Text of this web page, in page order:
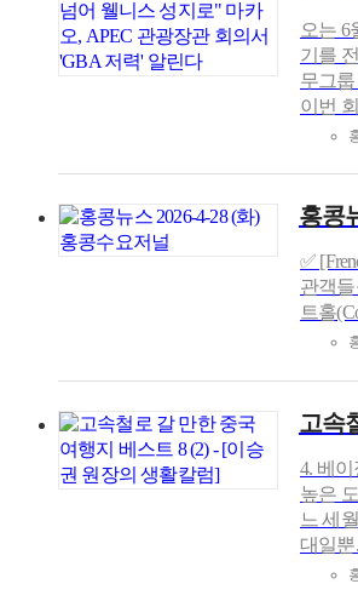
오는 6
기를
무그
이번
홍콩
✅
관객들
트홀
고속
4. 베
높은
느 세
대일뿐